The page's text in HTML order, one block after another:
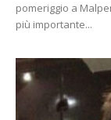
pomeriggio a
più importante...